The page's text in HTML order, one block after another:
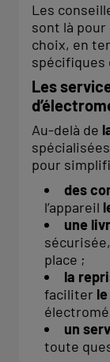
Les
sont là
choix, en
spécifiques
Les
Au-delà de
pour
des
l’appareil
une
place ;
la
faciliter le
un
toute